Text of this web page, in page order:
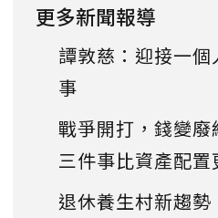
更多新聞報導
譚敦慈：迎接一
事
戰爭開打，錢變
三件事比資產配置
退休養生村新趨